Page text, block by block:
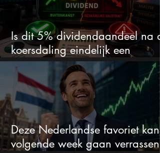
Is dit 5% dividendaandeel na
koersdaling eindelijk een
koopkans?
Deze Nederlandse favoriet kan
volgende week gaan verrassen